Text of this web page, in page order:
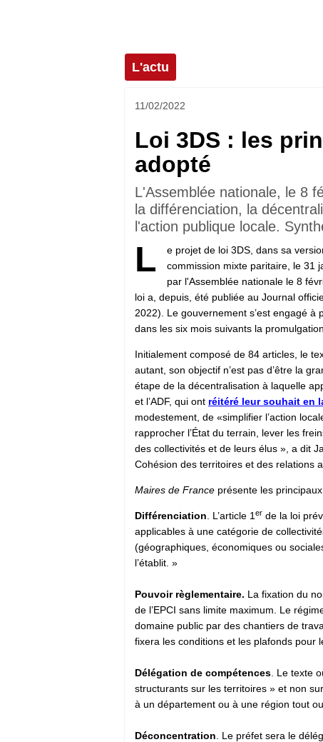
L'actu
11/02/2022
Loi 3DS : les
adopté
L'Assemblée nationale, le 8
la différenciation, la
l'action publique locale.
L
e projet de loi 3DS, dans sa
commission mixte paritaire, le 31
par l'Assemblée nationale le 8
loi a, depuis, été publiée au Journal
2022). Le gouvernement s’est engagé à
dans les six mois suivants la
Initialement composé de 84 articles, le
autant, son objectif n’est pas d’être la
étape de la décentralisation à laquelle
et l’ADF, qui ont réitéré leur souhait en
modestement, de «simplifier l’action
rapprocher l’État du terrain, lever les
des collectivités et de leurs élus », a dit
Cohésion des territoires et des relations
Maires de France présente les
Différenciation . L’article 1 er de la loi
applicables à une catégorie de
(géographiques, économiques ou
l’établit. »
Pouvoir règlementaire. La fixation du
de l’EPCI sans limite maximum. Le
domaine public par des chantiers de
fixera les conditions et les plafonds pour
Délégation de compétences . Le texte
structurants sur les territoires » et non
à un département ou à une région tout
Déconcentration . Le préfet sera le